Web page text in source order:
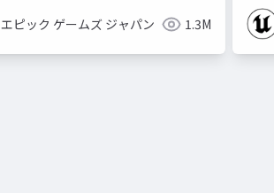
エピック ゲームズ ジャパン 1.3M